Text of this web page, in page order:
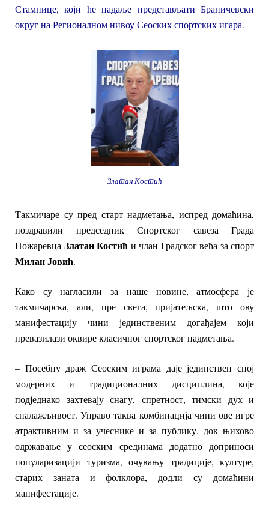
Стамнице, који ће надаље представљати Браничевски
округ на Регионалном нивоу Сеоских спортских игара.
Златан Костић
Такмичаре су пред старт надметања, испред домаћина,
поздравили председник Спортског савеза Града
Пожаревца Златан Костић и члан Градског већа за спорт
Милан Јовић.
Како су нагласили за наше новине, атмосфера је
такмичарска, али, пре свега, пријатељска, што ову
манифестацију чини јединственим догађајем који
превазилази оквире класичног спортског надметања.
– Посебну драж Сеоским играма даје јединствен спој
модерних и традиционалних дисциплина, које
под‌једнако захтевају снагу, спретност, тимски дух и
сналажљивост. Управо таква комбинација чини ове игре
атрактивним и за учеснике и за публику, док њихово
одржавање у сеоским срединама додатно доприноси
популаризацији туризма, очувању традиције, културе,
старих заната и фолклора, додли су домаћини
манифестације.